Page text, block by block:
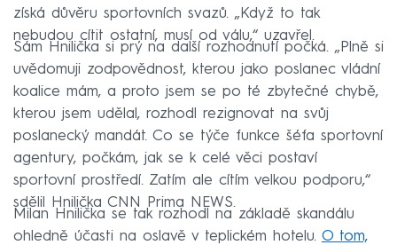
získá důvěru sportovních svazů. „Když to tak
nebudou cítit ostatní, musí od válu,“ uzavřel.
Sám Hnilička si prý na další rozhodnutí počká. „Plně si
uvědomuji zodpovědnost, kterou jako poslanec vládní
koalice mám, a proto jsem se po té zbytečné chybě,
kterou jsem udělal, rozhodl rezignovat na svůj
poslanecký mandát. Co se týče funkce šéfa sportovní
agentury, počkám, jak se k celé věci postaví
sportovní prostředí. Zatím ale cítím velkou podporu,“
sdělil Hnilička CNN Prima NEWS.
Milan Hnilička se tak rozhodl na základě skandálu
ohledně účasti na oslavě v teplickém hotelu. O tom,